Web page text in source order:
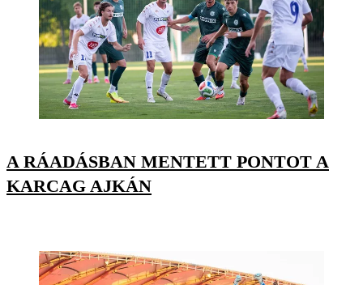
A RÁADÁSBAN MENTETT PONTOT A
KARCAG AJKÁN